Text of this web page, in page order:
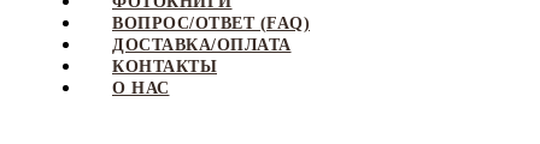
ВОПРОС/ОТВЕТ (FAQ)
ДОСТАВКА/ОПЛАТА
КОНТАКТЫ
О НАС